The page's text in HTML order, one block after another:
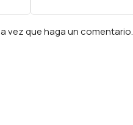
vez que haga un comentario.